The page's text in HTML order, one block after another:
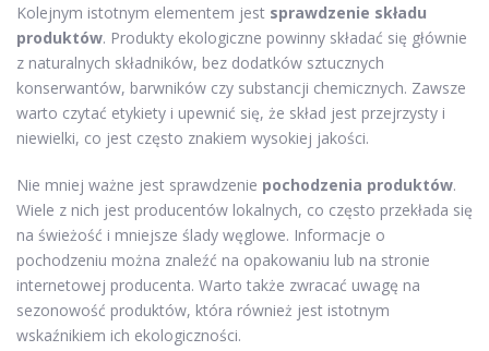
Kolejnym istotnym elementem jest sprawdzenie składu
produktów. Produkty ekologiczne powinny składać się głównie
z naturalnych składników, bez dodatków sztucznych
konserwantów, barwników czy substancji chemicznych. Zawsze
warto czytać etykiety i upewnić się, że skład jest przejrzysty i
niewielki, co jest często znakiem wysokiej jakości.
Nie mniej ważne jest sprawdzenie pochodzenia produktów.
Wiele z nich jest producentów lokalnych, co często przekłada się
na świeżość i mniejsze ślady węglowe. Informacje o
pochodzeniu można znaleźć na opakowaniu lub na stronie
internetowej producenta. Warto także zwracać uwagę na
sezonowość produktów, która również jest istotnym
wskaźnikiem ich ekologiczności.